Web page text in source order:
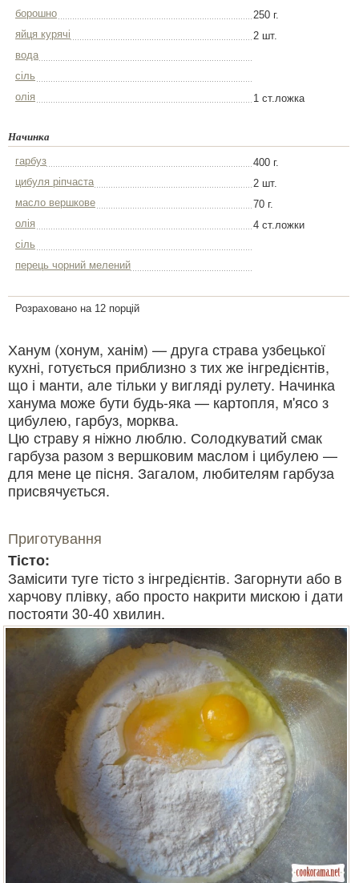
борошно
250 г.
яйця курячі
2 шт.
вода
сіль
олія
1 ст.ложка
Начинка
гарбуз
400 г.
цибуля ріпчаста
2 шт.
масло вершкове
70 г.
олія
4 ст.ложки
сіль
перець чорний мелений
Розраховано на 12 порцій
Ханум (хонум, ханім) — друга страва узбецької
кухні, готується приблизно з тих же інгредієнтів,
що і манти, але тільки у вигляді рулету. Начинка
ханума може бути будь-яка — картопля, м'ясо з
цибулею, гарбуз, морква.
Цю страву я ніжно люблю. Солодкуватий смак
гарбуза разом з вершковим маслом і цибулею —
для мене це пісня. Загалом, любителям гарбуза
присвячується.
Приготування
Тісто:
Замісити туге тісто з інгредієнтів. Загорнути або в
харчову плівку, або просто накрити мискою і дати
постояти 30-40 хвилин.